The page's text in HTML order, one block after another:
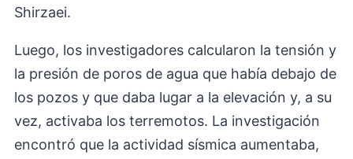
Shirzaei.
Luego, los investigadores calcularon la tensión y
la presión de poros de agua que había debajo de
los pozos y que daba lugar a la elevación y, a su
vez, activaba los terremotos. La investigación
encontró que la actividad sísmica aumentaba,